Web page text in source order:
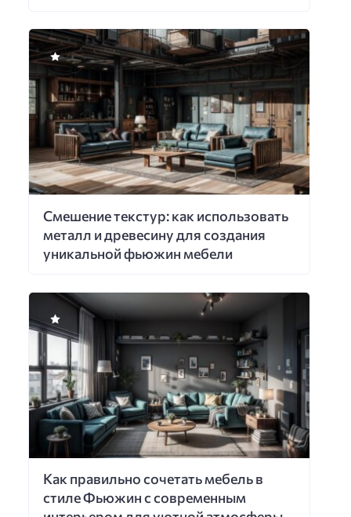
Смешение текстур: как использовать
металл и древесину для создания
уникальной фьюжин мебели
Как правильно сочетать мебель в
стиле Фьюжин с современным